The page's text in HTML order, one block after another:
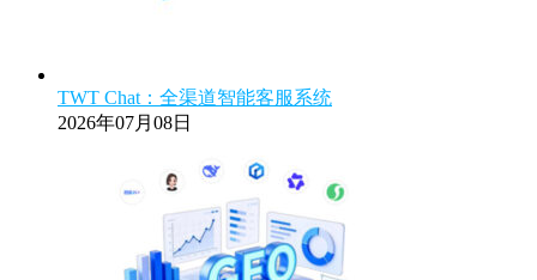
TWT Chat：全渠道智能客服系统
2026年07月08日